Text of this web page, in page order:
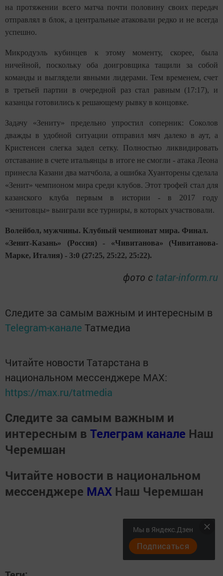
на протяжении всего матча почти половину своих передач
отправлял в блок, а центральные атаковали редко и не всегда
успешно.
Микродуэль кубинцев к этому моменту, скорее, была
ничейной, поскольку оба доигровщика тащили за собой
команды и выглядели явными лидерами. Тем временем, счет
в третьей партии в очередной раз стал равным (17:17), и
казанцы готовились к решающему рывку в концовке.
Задачу «Зениту» предельно упростил соперник: Соколов
дважды в удобной ситуации отправил мяч далеко в аут, а
Кристенсен слегка задел сетку. Полностью ликвидировать
отставание в счете итальянцы в итоге не смогли - атака Леона
принесла Казани два матчбола, а ошибка Хуанторены сделала
«Зенит» чемпионом мира среди клубов. Этот трофей стал для
казанского клуба первым в истории - в 2017 году
«зенитовцы» выиграли все турниры, в которых участвовали.
Волейбол, мужчины. Клубный чемпионат мира. Финал.
«Зенит-Казань» (Россия) - «Чивитанова» (Чивитанова-
Марке, Италия) - 3:0 (27:25, 25:22, 25:22).
фото с tatar-inform.ru
Следите за самым важным и интересным в
Telegram-канале Татмедиа
Читайте новости Татарстана в
национальном мессенджере MАХ:
https://max.ru/tatmedia
Следите за самым важным и
интересным в Телеграм канале Наш
Черемшан
Читайте новости в национальном
мессенджере MАХ Наш Черемшан
Мы в Яндекс.Дзен
Подписаться